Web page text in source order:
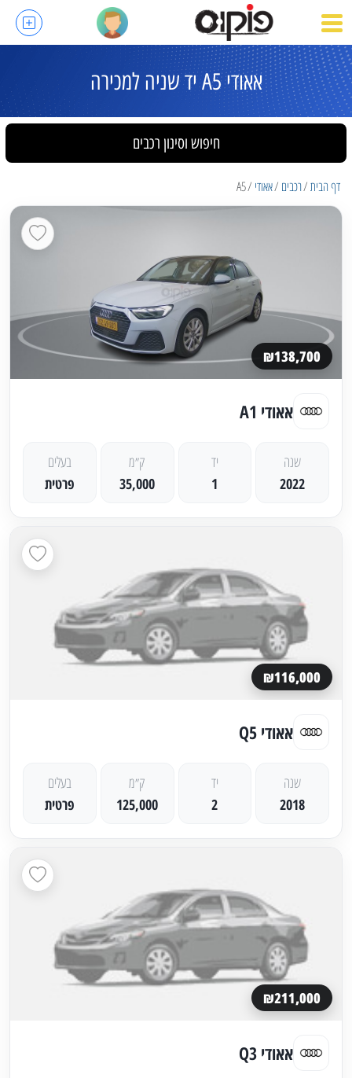
אאודי A5 יד שניה למכירה
חיפוש וסינון רכבים
דף הבית רכבים אאודי A5
₪138,700
אאודי A1
שנה
2022
יד
1
ק״מ
35,000
בעלים
פרטית
₪116,000
אאודי Q5
שנה
2018
יד
2
ק״מ
125,000
בעלים
פרטית
₪211,000
אאודי Q3